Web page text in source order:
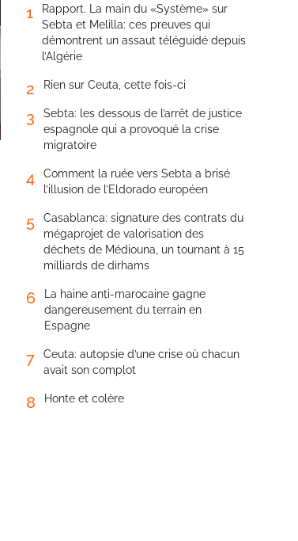
1
Rapport. La main du «Système» sur
Sebta et Melilla: ces preuves qui
démontrent un assaut téléguidé depuis
l’Algérie
2 Rien sur Ceuta, cette fois-ci
3
Sebta: les dessous de l’arrêt de justice
espagnole qui a provoqué la crise
migratoire
4
Comment la ruée vers Sebta a brisé
l’illusion de l’Eldorado européen
5
Casablanca: signature des contrats du
mégaprojet de valorisation des
déchets de Médiouna, un tournant à 15
milliards de dirhams
6
La haine anti-marocaine gagne
dangereusement du terrain en
Espagne
7
Ceuta: autopsie d’une crise où chacun
avait son complot
8 Honte et colère